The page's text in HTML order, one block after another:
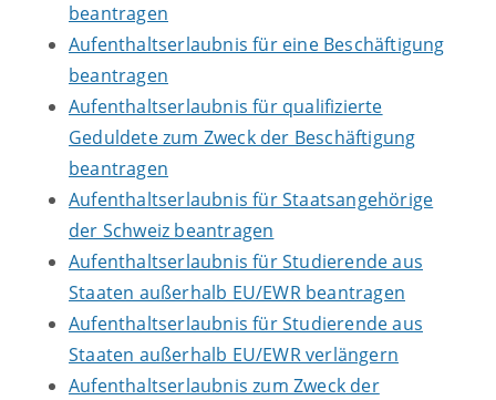
beantragen
Aufenthaltserlaubnis für eine Beschäftigung
beantragen
Aufenthaltserlaubnis für qualifizierte
Geduldete zum Zweck der Beschäftigung
beantragen
Aufenthaltserlaubnis für Staatsangehörige
der Schweiz beantragen
Aufenthaltserlaubnis für Studierende aus
Staaten außerhalb EU/EWR beantragen
Aufenthaltserlaubnis für Studierende aus
Staaten außerhalb EU/EWR verlängern
Aufenthaltserlaubnis zum Zweck der